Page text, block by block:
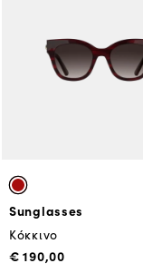
Sunglasses
Κόκκινο
€ 190,00